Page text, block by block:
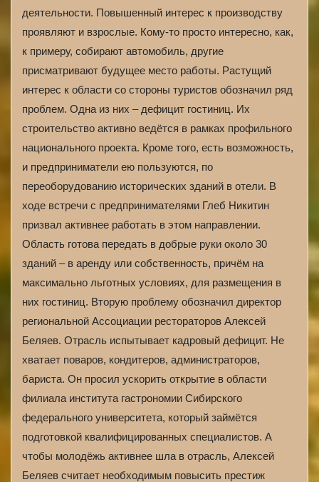
деятельности. Повышенный интерес к производству
проявляют и взрослые. Кому-то просто интересно, как,
к примеру, собирают автомобиль, другие
присматривают будущее место работы. Растущий
интерес к области со стороны туристов обозначил ряд
проблем. Одна из них – дефицит гостиниц. Их
строительство активно ведётся в рамках профильного
национального проекта. Кроме того, есть возможность,
и предприниматели ею пользуются, по
переоборудованию исторических зданий в отели. В
ходе встречи с предпринимателями Глеб Никитин
призвал активнее работать в этом направлении.
Область готова передать в добрые руки около 30
зданий – в аренду или собственность, причём на
максимально льготных условиях, для размещения в
них гостиниц. Вторую проблему обозначил директор
региональной Ассоциации рестораторов Алексей
Беляев. Отрасль испытывает кадровый дефицит. Не
хватает поваров, кондитеров, администраторов,
бариста. Он просил ускорить открытие в области
филиала института гастрономии Сибирского
федерального университета, который займётся
подготовкой квалифицированных специалистов. А
чтобы молодёжь активнее шла в отрасль, Алексей
Беляев считает необходимым повысить престиж